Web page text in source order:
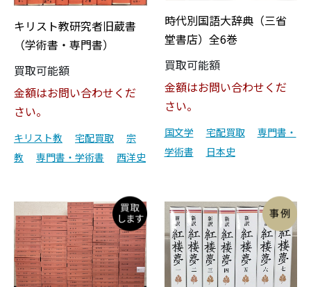
キリスト教研究者旧蔵書
（学術書・専門書）
買取可能額
金額はお問い合わせくだ
さい。
キリスト教 宅配買取
宗
教
専門書・学術書 西洋史
時代別国語大辞典（三省
堂書店）全6巻
買取可能額
金額はお問い合わせくだ
さい。
国文学 宅配買取
専門書・
学術書
日本史